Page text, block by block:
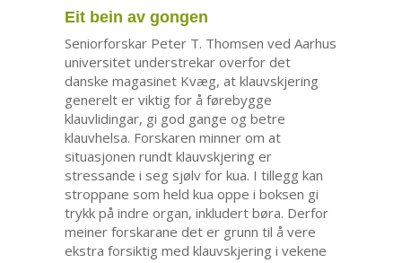
Eit bein av gongen
Seniorforskar Peter T. Thomsen ved Aarhus
universitet understrekar overfor det
danske magasinet Kvæg, at klauvskjering
generelt er viktig for å førebygge
klauvlidingar, gi god gange og betre
klauvhelsa. Forskaren minner om at
situasjonen rundt klauvskjering er
stressande i seg sjølv for kua. I tillegg kan
stroppane som held kua oppe i boksen gi
trykk på indre organ, inkludert børa. Derfor
meiner forskarane det er grunn til å vere
ekstra forsiktig med klauvskjering i vekene